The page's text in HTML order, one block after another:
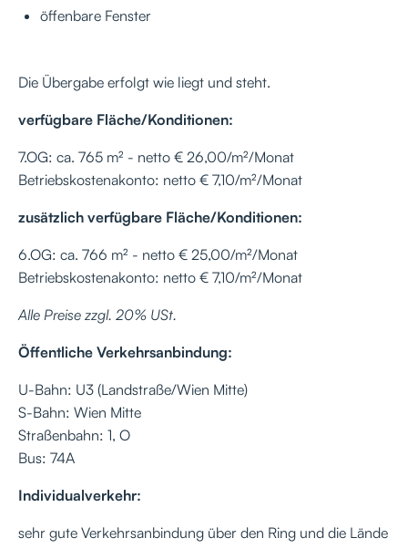
öffenbare Fenster
Die Übergabe erfolgt wie liegt und steht.
verfügbare Fläche/Konditionen:
7.OG: ca. 765 m² - netto € 26,00/m²/Monat
Betriebskostenakonto: netto € 7,10/m²/Monat
zusätzlich verfügbare Fläche/Konditionen:
6.OG: ca. 766 m² - netto € 25,00/m²/Monat
Betriebskostenakonto: netto € 7,10/m²/Monat
Alle Preise zzgl. 20% USt.
Öffentliche Verkehrsanbindung:
U-Bahn: U3 (Landstraße/Wien Mitte)
S-Bahn: Wien Mitte
Straßenbahn: 1, O
Bus: 74A
Individualverkehr:
sehr gute Verkehrsanbindung über den Ring und die Lände